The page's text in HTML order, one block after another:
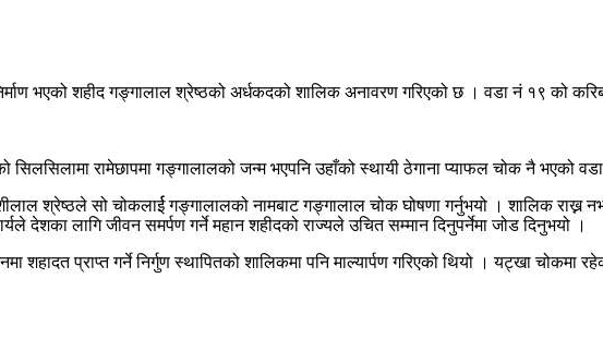
भएको शहीद गङ्गालाल श्रेष्ठको अर्धकदको शालिक अनावरण गरिएको छ । वडा नं १९ को
रामेछापमा गङ्गालालको जन्म भएपनि उहाँको स्थायी ठेगाना प्याफल चोक नै भएको
श्रेष्ठले सो चोकलार्ई गङ्गालालको नामबाट गङ्गालाल चोक घोषणा गर्नुभयो । शालिक राख्न
देशका लागि जीवन समर्पण गर्ने महान शहीदको राज्यले उचित सम्मान दिनुपर्नेमा जोड दिनुभयो ।
प्राप्त गर्ने निर्गुण स्थापितको शालिकमा पनि माल्यार्पण गरिएको थियो । यट्खा चोकमा